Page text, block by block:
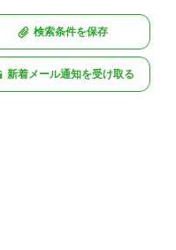
検索条件を保存
新着メール通知を受け取る